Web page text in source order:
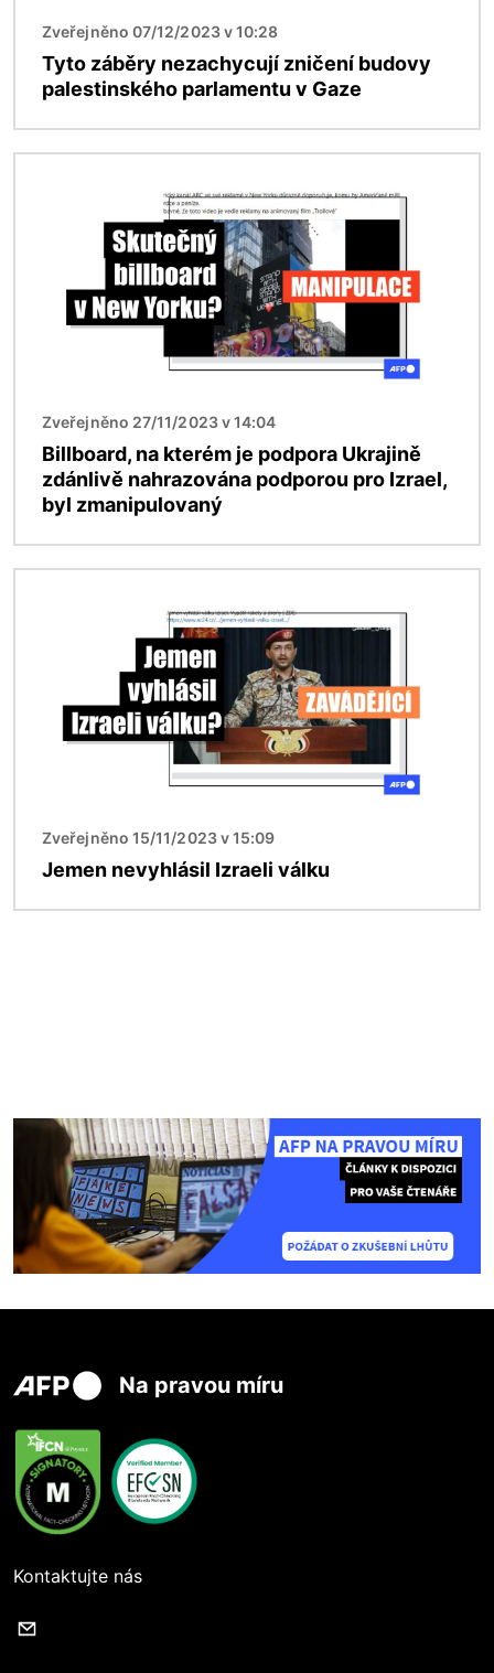
Zveřejněno 07/12/2023 v 10:28
Tyto záběry nezachycují zničení budovy
palestinského parlamentu v Gaze
Zveřejněno 27/11/2023 v 14:04
Billboard, na kterém je podpora Ukrajině
zdánlivě nahrazována podporou pro Izrael,
byl zmanipulovaný
Zveřejněno 15/11/2023 v 15:09
Jemen nevyhlásil Izraeli válku
Na pravou míru
Kontaktujte nás